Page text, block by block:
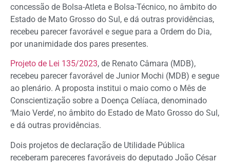
concessão de Bolsa-Atleta e Bolsa-Técnico, no âmbito do
Estado de Mato Grosso do Sul, e dá outras providências,
recebeu parecer favorável e segue para a Ordem do Dia,
por unanimidade dos pares presentes.
Projeto de Lei 135/2023, de Renato Câmara (MDB),
recebeu parecer favorável de Junior Mochi (MDB) e segue
ao plenário. A proposta institui o maio como o Mês de
Conscientização sobre a Doença Celíaca, denominado
‘Maio Verde’, no âmbito do Estado de Mato Grosso do Sul,
e dá outras providências.
Dois projetos de declaração de Utilidade Pública
receberam pareceres favoráveis do deputado João César